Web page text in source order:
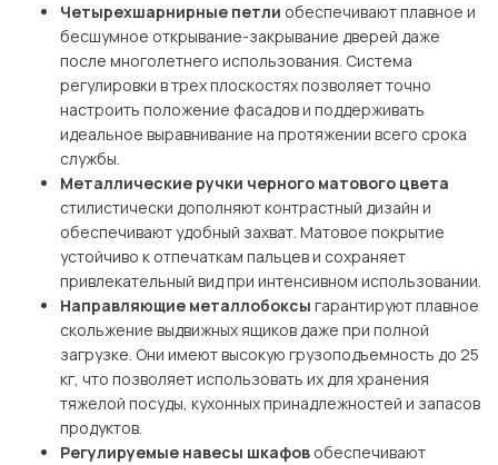
Четырехшарнирные петли обеспечивают плавное и
бесшумное открывание-закрывание дверей даже
после многолетнего использования. Система
регулировки в трех плоскостях позволяет точно
настроить положение фасадов и поддерживать
идеальное выравнивание на протяжении всего срока
службы.
Металлические ручки черного матового цвета
стилистически дополняют контрастный дизайн и
обеспечивают удобный захват. Матовое покрытие
устойчиво к отпечаткам пальцев и сохраняет
привлекательный вид при интенсивном использовании.
Направляющие металлобоксы гарантируют плавное
скольжение выдвижных ящиков даже при полной
загрузке. Они имеют высокую грузоподъемность до 25
кг, что позволяет использовать их для хранения
тяжелой посуды, кухонных принадлежностей и запасов
продуктов.
Регулируемые навесы шкафов обеспечивают